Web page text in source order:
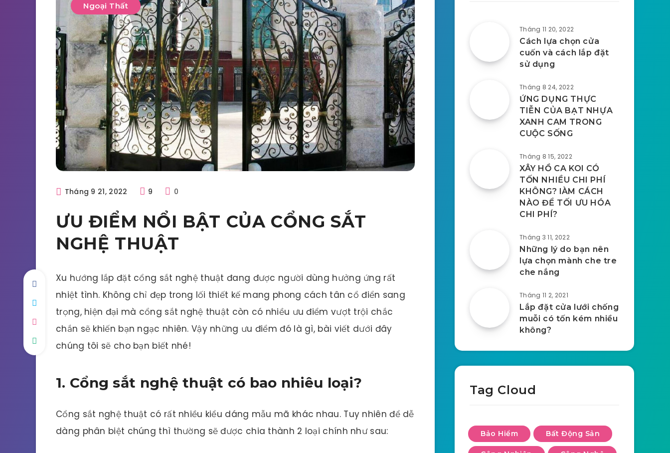
Ngoại Thất
Tháng 9 21, 2022 9 0
ƯU ĐIỂM NỔI BẬT CỦA CỔNG SẮT
NGHỆ THUẬT
Xu hướng lắp đặt cổng sắt nghệ thuật đang được người dùng hưởng ứng rất
nhiệt tình. Không chỉ đẹp trong lối thiết kế mang phong cách tân cổ điển sang
trọng, hiện đại mà cổng sắt nghệ thuật còn có nhiều ưu điểm vượt trội chắc
chắn sẽ khiến bạn ngạc nhiên. Vậy những ưu điểm đó là gì, bài viết dưới đây
chúng tôi sẽ cho bạn biết nhé!
1. Cổng sắt nghệ thuật có bao nhiêu loại?
Cổng sắt nghệ thuật có rất nhiều kiểu dáng mẫu mã khác nhau. Tuy nhiên để dễ
dàng phân biệt chúng thì thường sẽ được chia thành 2 loại chính như sau:
Tháng 11 20, 2022
Cách lựa chọn cửa
cuốn và cách lắp đặt
sử dụng
Tháng 8 24, 2022
ỨNG DỤNG THỰC
TIỄN CỦA BẠT NHỰA
XANH CAM TRONG
CUỘC SỐNG
Tháng 8 15, 2022
XÂY HỒ CA KOI CÓ
TỐN NHIỀU CHI PHÍ
KHÔNG? lÀM CÁCH
NÀO ĐỂ TỐI ƯU HÓA
CHI PHÍ?
Tháng 3 11, 2022
Những lý do bạn nên
lựa chọn mành che tre
che nắng
Tháng 11 2, 2021
Lắp đặt cửa lưới chống
muỗi có tốn kém nhiều
không?
Tag Cloud
Bảo Hiểm Bất Động Sản